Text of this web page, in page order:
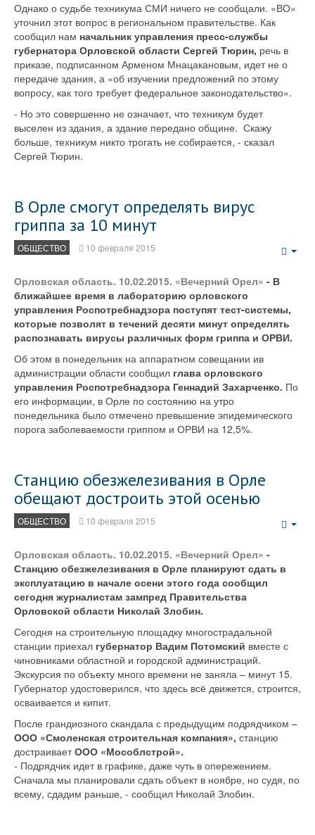
Однако о судьбе техникума СМИ ничего не сообщали. «ВО»
уточнил этот вопрос в региональном правительстве. Как
сообщил нам начальник управления пресс-службы
губернатора Орловской области Сергей Тюрин, речь в
приказе, подписанном Арменом Мнацакановым, идет не о
передаче здания, а «об изучении предложений по этому
вопросу, как того требует федеральное законодательство».
- Но это совершенно не означает, что техникум будет
выселен из здания, а здание передано общине. Скажу
больше, техникум никто трогать не собирается, - сказал
Сергей Тюрин.
В Орле смогут определять вирус
гриппа за 10 минут
ОБЩЕСТВО 10 февраля 2015
Орловская область. 10.02.2015. «Вечерний Орел» - В
ближайшее время в лабораторию орловского
управления Роспотребнадзора поступят тест-системы,
которые позволят в течений десяти минут определять
распознавать вирусы различных форм гриппа и ОРВИ.
Об этом в понедельник на аппаратном совещании ив
администрации области сообщил глава орловского
управления Роспотребнадзора Геннадий Захарченко. По
его информации, в Орле по состоянию на утро
понедельника было отмечено превышение эпидемического
порога заболеваемости гриппом и ОРВИ на 12,5%.
Станцию обезжелезивания в Орле
обещают достроить этой осенью
ОБЩЕСТВО 10 февраля 2015
Орловская область. 10.02.2015. «Вечерний Орел» -
Станцию обезжелезивания в Орле планируют сдать в
эксплуатацию в начале осени этого года сообщил
сегодня журналистам зампред Правительства
Орловской области Николай Злобин.
Сегодня на строительную площадку многострадальной
станции приехал губернатор Вадим Потомский вместе с
чиновниками областной и городской администраций.
Экскурсия по объекту много времени не заняла – минут 15.
Губернатор удостоверился, что здесь всё движется, строится,
осваивается и кипит.
После грандиозного скандала с предыдущим подрядчиком –
ООО «Смоленская строительная компания», станцию
достраиваетООО «Мособлстрой».
- Подрядчик идет в графике, даже чуть в опережением.
Сначала мы планировали сдать объект в ноябре, но судя, по
всему, сдадим раньше, - сообщил Николай Злобин.